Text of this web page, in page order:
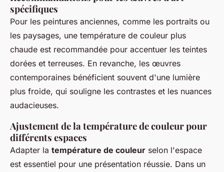
spécifiques
Pour les peintures anciennes, comme les portraits ou
les paysages, une température de couleur plus
chaude est recommandée pour accentuer les teintes
dorées et terreuses. En revanche, les œuvres
contemporaines bénéficient souvent d'une lumière
plus froide, qui souligne les contrastes et les nuances
audacieuses.
Ajustement de la température de couleur pour
différents espaces
Adapter la température de couleur selon l'espace
est essentiel pour une présentation réussie. Dans un